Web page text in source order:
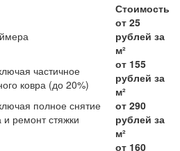
Стоимость
от 25
рублей за
м²
частичное
ковра (до 20%)
от 155
рублей за
м²
полное снятие
и ремонт стяжки
от 290
рублей за
м²
от 160